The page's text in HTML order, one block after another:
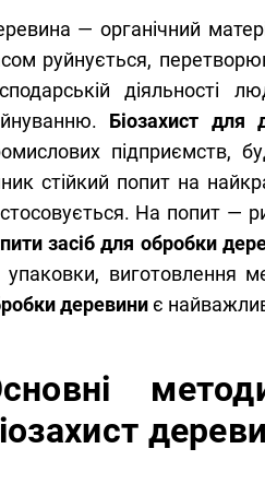
— органічний
руйнується,
діяльності
Біозахист для
підприємств,
стійкий попит на
На попит —
засіб для обробки
упаковки, виготовлення
деревиниє